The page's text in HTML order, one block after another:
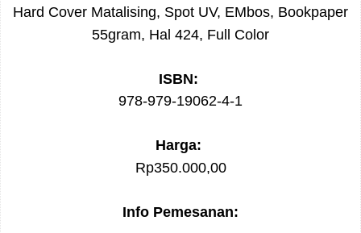
Hard Cover Matalising, Spot UV, EMbos, Bookpaper
55gram, Hal 424, Full Color
ISBN:
978-979-19062-4-1
Harga:
Rp350.000,00
Info Pemesanan: